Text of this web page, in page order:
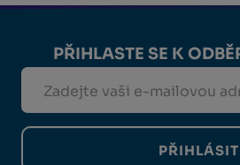
PŘIHLASTE SE K
PŘIHLÁSIT